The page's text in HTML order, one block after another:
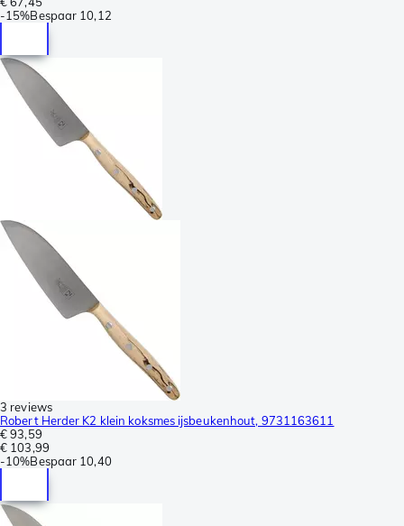
-15%Bespaar 10,12
3 reviews
Robert Herder K2 klein koksmes ijsbeukenhout, 9731163611
€ 93,59
€ 103,99
-10%Bespaar 10,40